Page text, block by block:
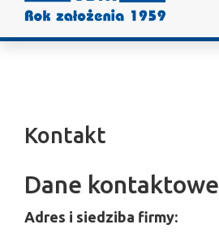
Kontakt
Dane kontaktowe
Adres i siedziba firmy: